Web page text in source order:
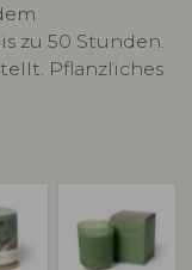
zu 50 Stunden.
Pflanzliches